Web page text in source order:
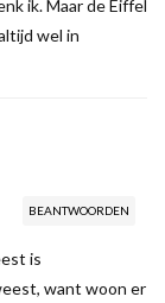
ik. Maar de Eiffel
wel in
BEANTWOORDEN
is
want woon er